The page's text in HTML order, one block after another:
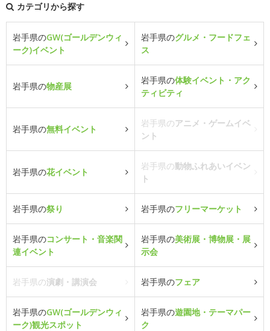
カテゴリから探す
岩手県のGW(ゴールデンウィ
ーク)イベント
岩手県のグルメ・フードフェ
ス
岩手県の物産展
岩手県の体験イベント・アク
ティビティ
岩手県の無料イベント
岩手県のアニメ・ゲームイベ
ント
岩手県の花イベント
岩手県の動物ふれあいイベン
ト
岩手県の祭り 岩手県のフリーマーケット
岩手県のコンサート・音楽関
連イベント
岩手県の美術展・博物展・展
示会
岩手県の演劇・講演会 岩手県のフェア
岩手県のGW(ゴールデンウィ
ーク)観光スポット
岩手県の遊園地・テーマパー
ク